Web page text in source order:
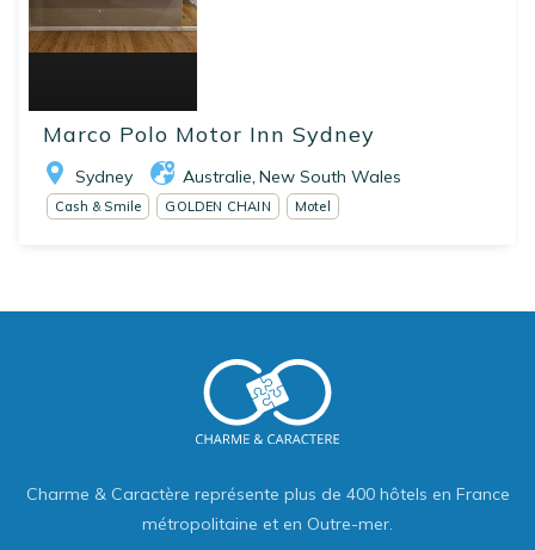
Marco Polo Motor Inn Sydney
Sydney Australie New South Wales
Cash & Smile GOLDEN CHAIN Motel
Charme & Caractère représente plus de 400 hôtels en France
métropolitaine et en Outre-mer.